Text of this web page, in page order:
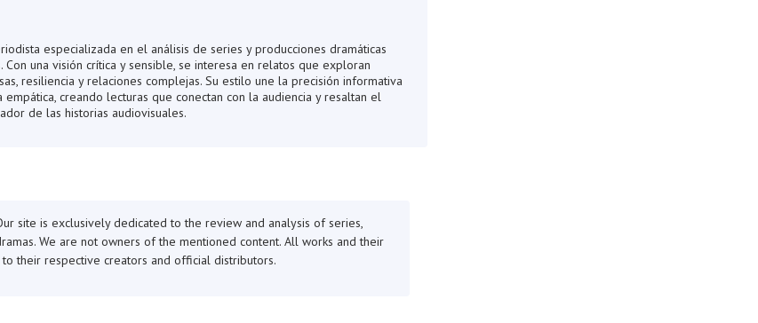
especializada en el análisis de series y producciones dramáticas
Con una visión crítica y sensible, se interesa en relatos que exploran
resiliencia y relaciones complejas. Su estilo une la precisión informativa
empática, creando lecturas que conectan con la audiencia y resaltan el
de las historias audiovisuales.
site is exclusively dedicated to the review and analysis of series,
We are not owners of the mentioned content. All works and their
their respective creators and official distributors.